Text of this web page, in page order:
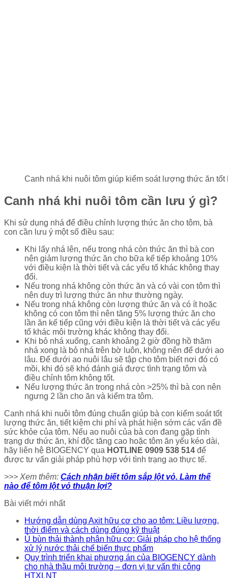
Canh nhá khi nuôi tôm giúp kiểm soát lượng thức ăn tốt
Canh nhá khi nuôi tôm cần lưu ý gì?
Khi sử dụng nhá để điều chỉnh lượng thức ăn cho tôm, bà
con cần lưu ý một số điều sau:
Khi lấy nhá lên, nếu trong nhá còn thức ăn thì bà con
nên giảm lượng thức ăn cho bữa kế tiếp khoảng 10%
với điều kiện là thời tiết và các yếu tố khác không thay
đổi.
Nếu trong nhá không còn thức ăn và có vài con tôm thì
nên duy trì lượng thức ăn như thường ngày.
Nếu trong nhá không còn lượng thức ăn và có ít hoặc
không có con tôm thì nên tăng 5% lượng thức ăn cho
lần ăn kế tiếp cũng với điều kiện là thời tiết và các yếu
tố khác môi trường khác không thay đổi.
Khi bỏ nhá xuống, canh khoảng 2 giờ đồng hồ thăm
nhá xong là bỏ nhá trên bờ luôn, không nên để dưới ao
lâu. Để dưới ao nuôi lâu sẽ tập cho tôm biết nơi đó có
mồi, khi đó sẽ khó đánh giá được tình trạng tôm và
điều chỉnh tôm không tốt.
Nếu lượng thức ăn trong nhá còn >25% thì bà con nên
ngưng 2 lần cho ăn và kiểm tra tôm.
Canh nhá khi nuôi tôm đúng chuẩn giúp bà con kiểm soát tốt
lượng thức ăn, tiết kiệm chi phí và phát hiện sớm các vấn đề
sức khỏe của tôm. Nếu ao nuôi của bà con đang gặp tình
trạng dư thức ăn, khí độc tăng cao hoặc tôm ăn yếu kéo dài,
hãy liên hệ BIOGENCY qua HOTLINE 0909 538 514 để
được tư vấn giải pháp phù hợp với tình trạng ao thực tế.
>>> Xem thêm: Cách nhận biết tôm sắp lột vỏ. Làm thế
nào để tôm lột vỏ thuận lợi?
Bài viết mới nhất
Hướng dẫn dùng Axit hữu cơ cho ao tôm: Liều lượng,
thời điểm và cách dùng đúng kỹ thuật
Ủ bùn thải thành phân hữu cơ: Giải pháp cho hệ thống
xử lý nước thải chế biến thực phẩm
Quy trình triển khai phương án của BIOGENCY dành
cho nhà thầu môi trường – đơn vị tư vấn thi công
HTXLNT